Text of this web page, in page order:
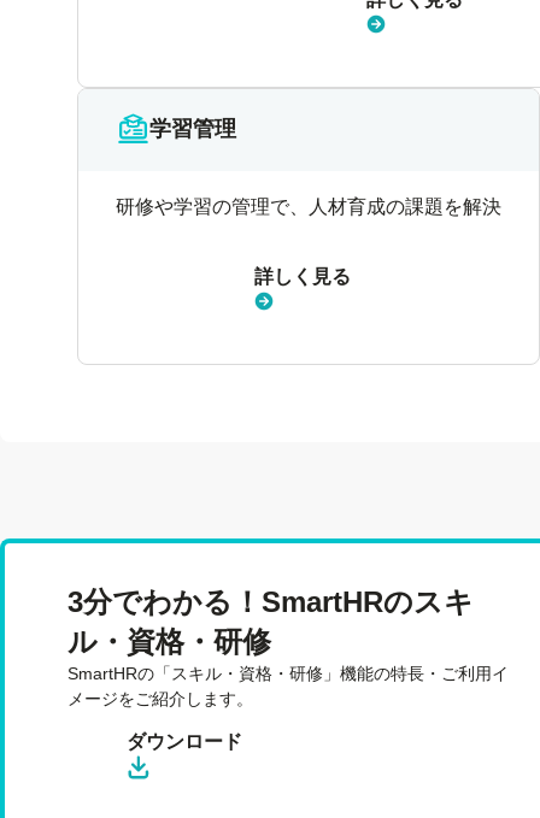
学習管理
研修や学習の管理で、人材育成の課題を解決
詳しく見る
3分でわかる！SmartHRのスキ
ル・資格・研修
SmartHRの「スキル・資格・研修」機能の特長・ご利用イ
メージをご紹介します。
ダウンロード